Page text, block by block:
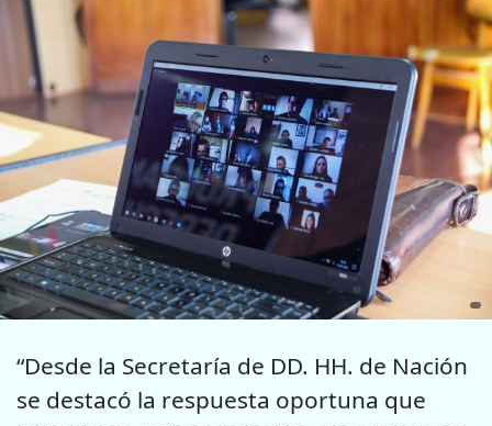
“Desde la Secretaría de DD. HH. de Nación
se destacó la respuesta oportuna que